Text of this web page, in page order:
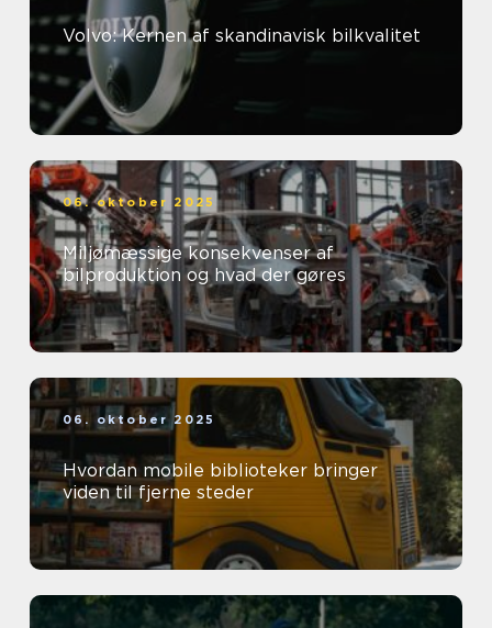
Volvo: Kernen af skandinavisk bilkvalitet
06. oktober 2025
Miljømæssige konsekvenser af
bilproduktion og hvad der gøres
06. oktober 2025
Hvordan mobile biblioteker bringer
viden til fjerne steder